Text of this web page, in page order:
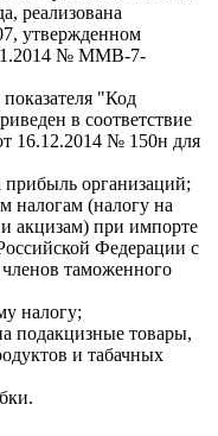
реализована
утвержденном
№ ММВ-7-
"Код
в соответствие
16.12.2014 № 150н для
прибыль организаций;
налогам (налогу на
акцизам) при импорте
Федерации с
членов таможенного
налогу;
подакцизные товары,
и табачных